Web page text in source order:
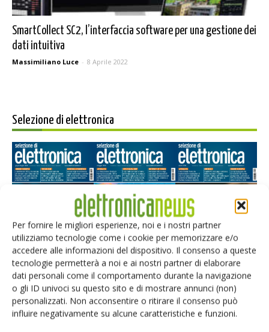
Per fornire le migliori esperienze, noi e i nostri partner
utilizziamo tecnologie come i cookie per memorizzare e/o
accedere alle informazioni del dispositivo. Il consenso a queste
tecnologie permetterà a noi e ai nostri partner di elaborare
dati personali come il comportamento durante la navigazione
o gli ID univoci su questo sito e di mostrare annunci (non)
personalizzati. Non acconsentire o ritirare il consenso può
influire negativamente su alcune caratteristiche e funzioni.
SmartCollect SC2, l’interfaccia software per una gestione dei
dati intuitiva
Massimiliano Luce - 8 Aprile 2022
Selezione di elettronica
Edicola web
PCB Magazine